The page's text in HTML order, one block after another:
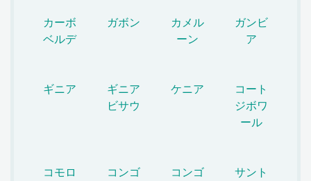
カーボ
ベルデ
ガボン
カメル
ーン
ガンビ
ア
ギニア
ギニア
ビサウ
ケニア
コート
ジボワ
ール
コモロ
コンゴ
コンゴ
サント